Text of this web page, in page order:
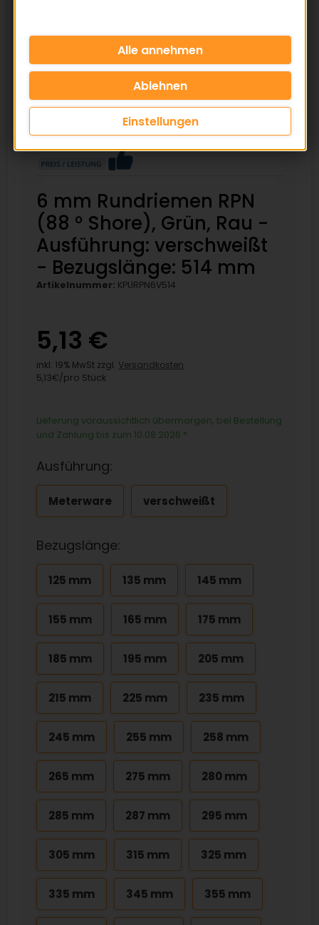
6 mm Rundriemen RPN
(88 ° Shore), Grün, Rau -
Ausführung: verschweißt
- Bezugslänge: 514 mm
Artikelnummer: KPURPN6V514
5,13 €
inkl. 19% MwSt zzgl. Versandkosten
5,13€/pro Stück
Lieferung voraussichtlich übermorgen, bei Bestellung
und Zahlung bis zum 10.08.2026 *
Ausführung:
Meterware verschweißt
Bezugslänge:
125 mm 135 mm 145 mm
155 mm 165 mm 175 mm
185 mm 195 mm 205 mm
215 mm 225 mm 235 mm
245 mm 255 mm 258 mm
265 mm 275 mm 280 mm
285 mm 287 mm 295 mm
305 mm 315 mm 325 mm
335 mm 345 mm 355 mm
Einstellungen